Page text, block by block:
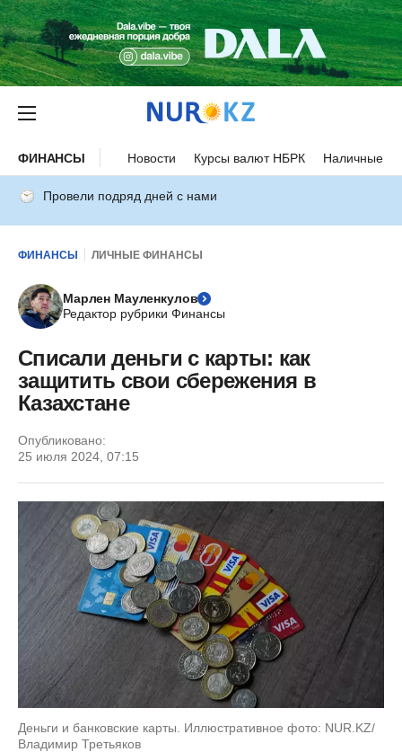
ФИНАНСЫ Новости Курсы валют НБРК Наличные
Провели подряд дней с нами
ФИНАНСЫ ЛИЧНЫЕ ФИНАНСЫ
Марлен Мауленкулов
Редактор рубрики Финансы
Списали деньги с карты: как
защитить свои сбережения в
Казахстане
Опубликовано:
25 июля 2024, 07:15
Деньги и банковские карты. Иллюстративное фото: NUR.KZ/
Владимир Третьяков